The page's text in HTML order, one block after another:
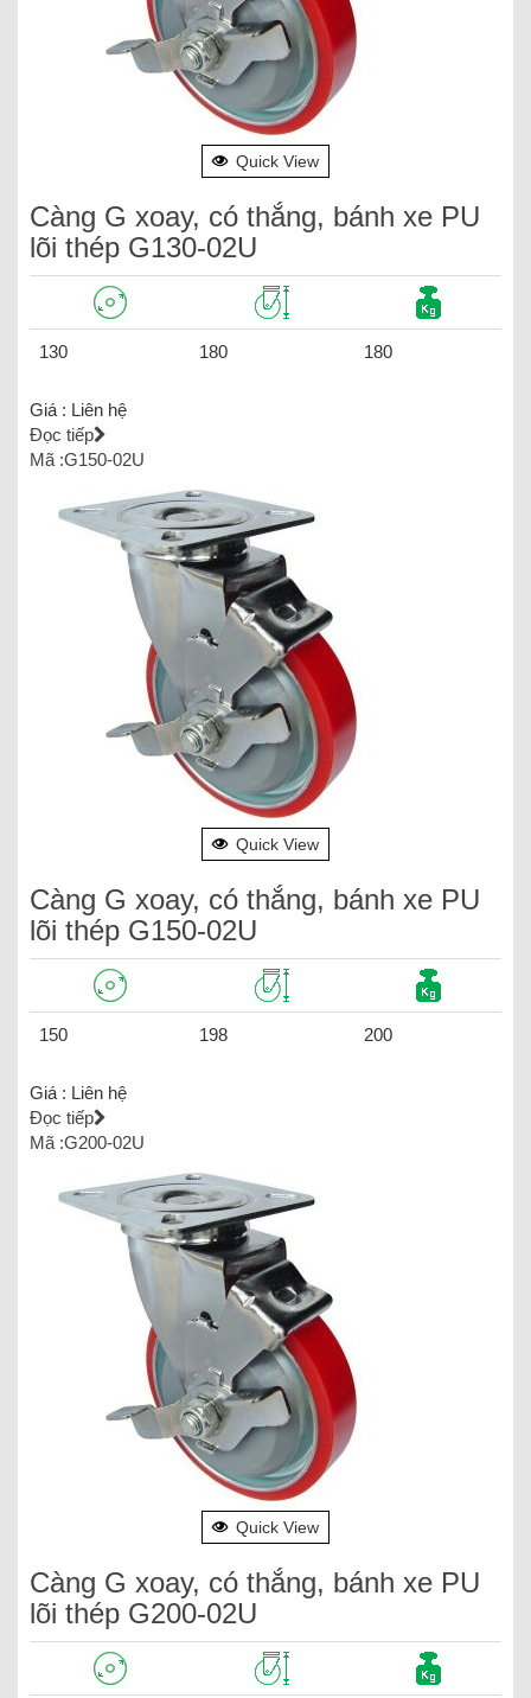
Quick View
Càng G xoay, có thắng, bánh xe PU
lõi thép G130-02U
130 180 180
Giá : Liên hệ
Đọc tiếp
Mã :G150-02U
Quick View
Càng G xoay, có thắng, bánh xe PU
lõi thép G150-02U
150 198 200
Giá : Liên hệ
Đọc tiếp
Mã :G200-02U
Quick View
Càng G xoay, có thắng, bánh xe PU
lõi thép G200-02U